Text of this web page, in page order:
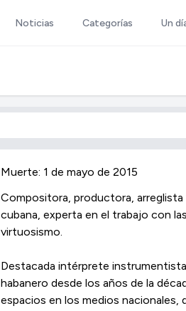
Noticias Categorías Un
Muerte: 1 de mayo de 2015
Compositora, productora,
cubana, experta en el trabajo con
virtuosismo.
Destacada intérprete
habanero desde los años de la
espacios en los me­dios